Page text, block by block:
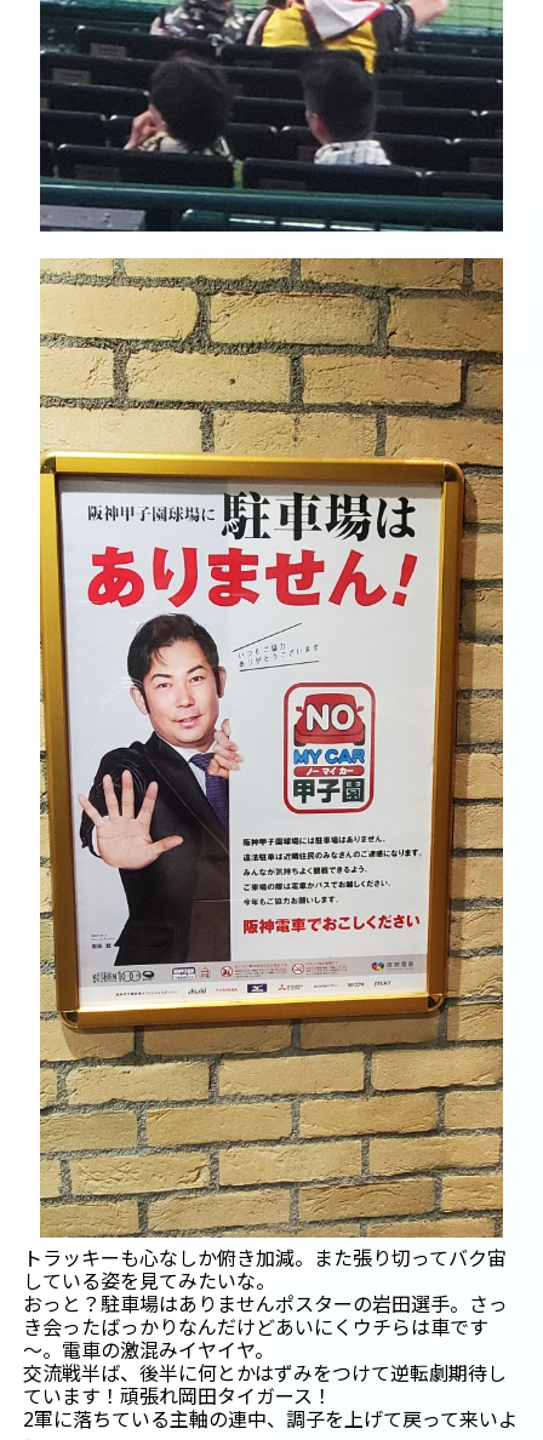
トラッキーも心なしか俯き加減。また張り切ってバク宙
している姿を見てみたいな。
おっと？駐車場はありませんポスターの岩田選手。さっ
き会ったばっかりなんだけどあいにくウチらは車です
～。電車の激混みイヤイヤ。
交流戦半ば、後半に何とかはずみをつけて逆転劇期待し
ています！頑張れ岡田タイガース！
2軍に落ちている主軸の連中、調子を上げて戻って来いよ